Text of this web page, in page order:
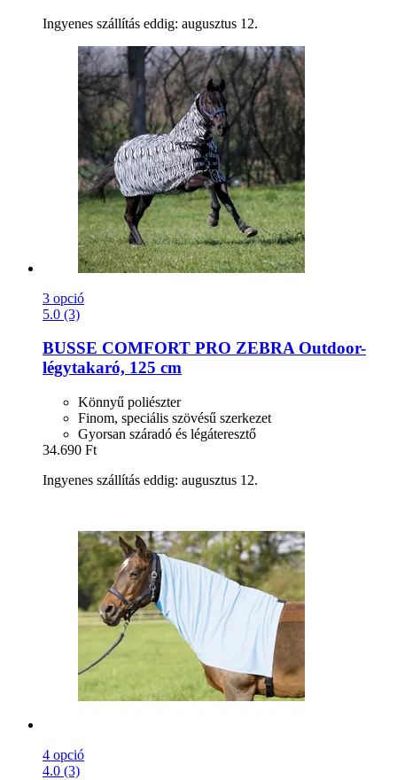
Ingyenes szállítás eddig: augusztus 12.
3 opció
5.0 (3)
BUSSE COMFORT PRO ZEBRA Outdoor-​
légytakaró, 125 cm
Könnyű poliészter
Finom, speciális szövésű szerkezet
Gyorsan száradó és légáteresztő
34.690 Ft
Ingyenes szállítás eddig: augusztus 12.
4 opció
4.0 (3)